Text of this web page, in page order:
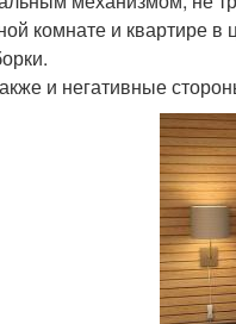
комнате и квартире в
и негативные